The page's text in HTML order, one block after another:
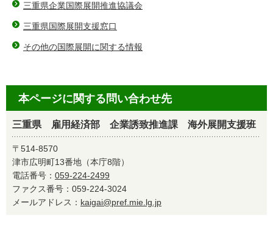
三重県企業国際展開推進協議会
三重県国際展開支援窓口
その他の国際展開に関する情報
本ページに関する問い合わせ先
三重県 雇用経済部 企業誘致推進課 海外展開支援班
〒514-8570
津市広明町13番地（本庁8階）
電話番号： 059-224-2499
ファクス番号：059-224-3024
メールアドレス： kaigai@pref.mie.lg.jp